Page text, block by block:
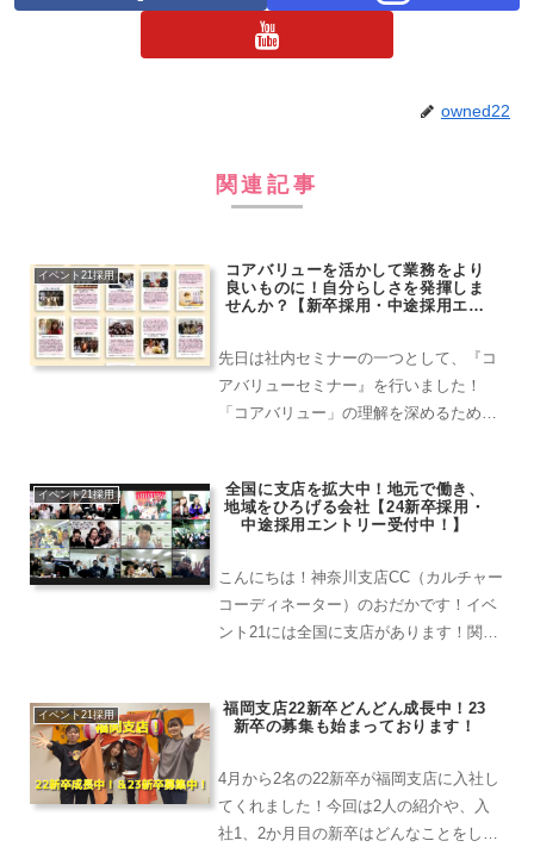
owned22
関連記事
イベント21採用
コアバリューを活かして業務をより
良いものに！自分らしさを発揮しま
せんか？【新卒採用・中途採用エン
先日は社内セミナーの一つとして、『コ
アバリューセミナー』を行いました！
「コアバリュー」の理解を深めるため、
【業務】は別々のものなのでしょうか？
ということで、日常の業務とコアバリュ
行いました。
イベント21採用
全国に支店を拡大中！地元で働き、
地域をひろげる会社【24新卒採用・
中途採用エントリー受付中！】
こんにちは！神奈川支店CC（カルチャー
コーディネーター）のおだかです！イベ
ント21には全国に支店があります！関
店、日吉支店、埼玉支店、千葉支店九
イベント21採用
福岡支店22新卒どんどん成長中！23
新卒の募集も始まっております！
4月から2名の22新卒が福岡支店に入社し
てくれました！今回は2人の紹介や、入
社1、2か月目の新卒はどんなことをして